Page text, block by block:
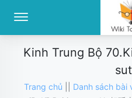
Kinh Trung Bộ
Trang chủ Danh sách bài